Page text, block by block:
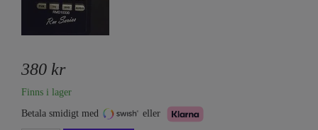
380 kr
Finns i lager
Betala smidigt med
eller